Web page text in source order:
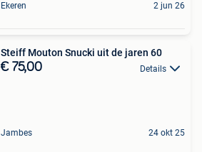
Ekeren 2 jun 26
Steiff Mouton Snucki uit de jaren 60
€ 75,00 Details
Jambes 24 okt 25